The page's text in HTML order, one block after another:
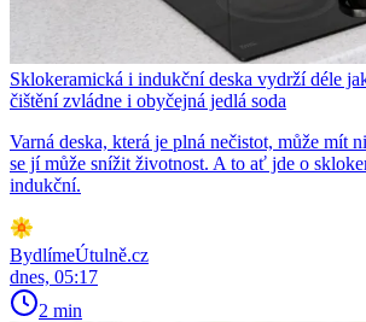
Sklokeramická i indukční deska vydrží déle
čištění zvládne i obyčejná jedlá soda
Varná deska, která je plná nečistot, může mít
se jí může snížit životnost. A to ať jde o
indukční.
BydlímeÚtulně.cz
dnes, 05:17
2 min